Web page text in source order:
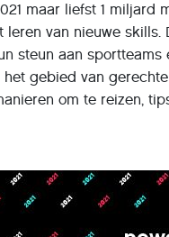
maar liefst 1
leren van nieuwe
steun aan
gebied van
om te reizen,